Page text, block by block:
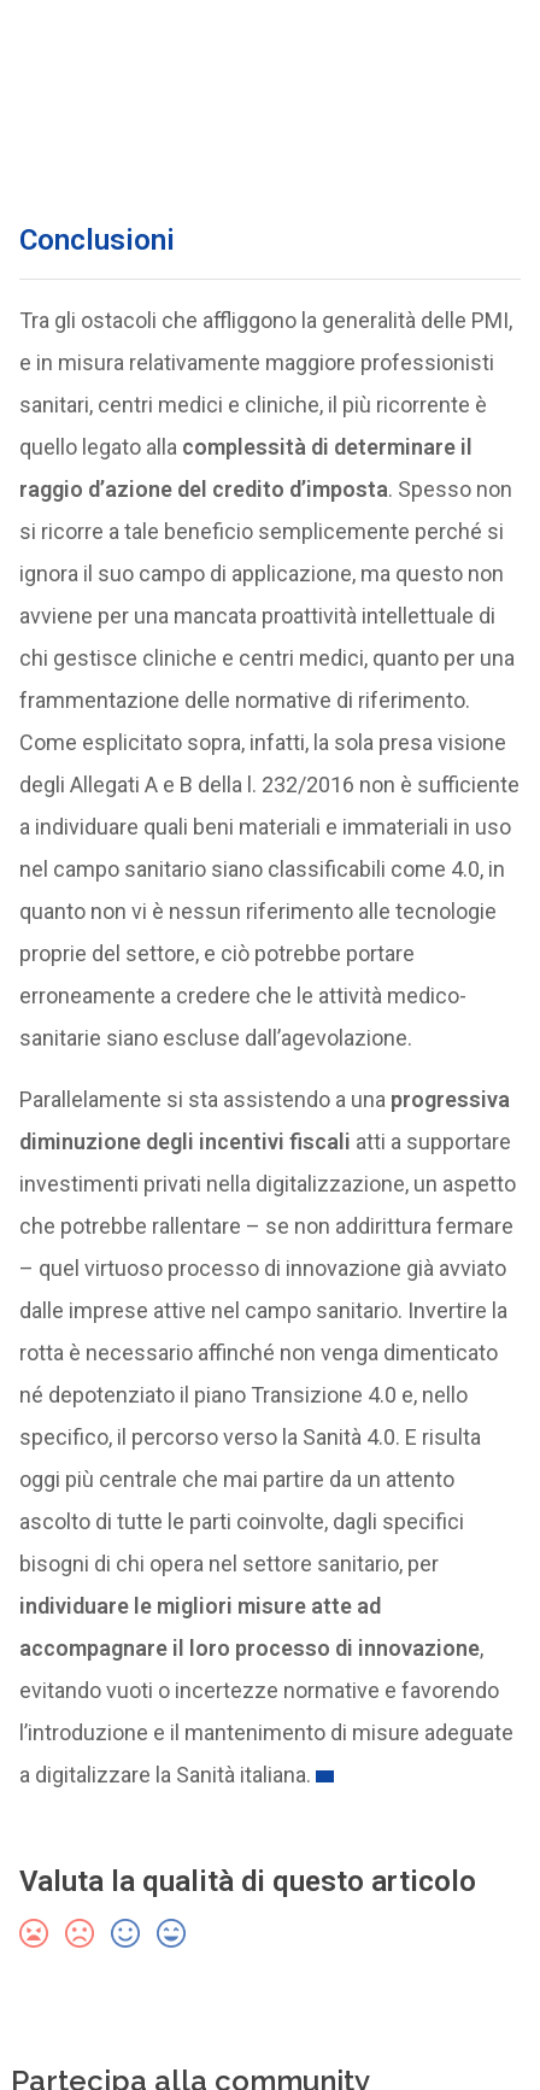
Conclusioni
Tra gli ostacoli che affliggono la generalità delle PMI,
e in misura relativamente maggiore professionisti
sanitari, centri medici e cliniche, il più ricorrente è
quello legato alla complessità di determinare il
raggio d’azione del credito d’imposta. Spesso non
si ricorre a tale beneficio semplicemente perché si
ignora il suo campo di applicazione, ma questo non
avviene per una mancata proattività intellettuale di
chi gestisce cliniche e centri medici, quanto per una
frammentazione delle normative di riferimento.
Come esplicitato sopra, infatti, la sola presa visione
degli Allegati A e B della l. 232/2016 non è sufficiente
a individuare quali beni materiali e immateriali in uso
nel campo sanitario siano classificabili come 4.0, in
quanto non vi è nessun riferimento alle tecnologie
proprie del settore, e ciò potrebbe portare
erroneamente a credere che le attività medico-
sanitarie siano escluse dall’agevolazione.
Parallelamente si sta assistendo a una progressiva
diminuzione degli incentivi fiscali atti a supportare
investimenti privati nella digitalizzazione, un aspetto
che potrebbe rallentare – se non addirittura fermare
– quel virtuoso processo di innovazione già avviato
dalle imprese attive nel campo sanitario. Invertire la
rotta è necessario affinché non venga dimenticato
né depotenziato il piano Transizione 4.0 e, nello
specifico, il percorso verso la Sanità 4.0. E risulta
oggi più centrale che mai partire da un attento
ascolto di tutte le parti coinvolte, dagli specifici
bisogni di chi opera nel settore sanitario, per
individuare le migliori misure atte ad
accompagnare il loro processo di innovazione,
evitando vuoti o incertezze normative e favorendo
l’introduzione e il mantenimento di misure adeguate
a digitalizzare la Sanità italiana.
Valuta la qualità di questo articolo
Partecipa alla community